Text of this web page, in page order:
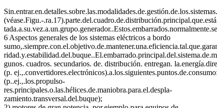
(véase.Figu.-
6 Aspectos generales de los sistemas eléctricos a bordo
gunos. cuadros. secundarios. de. distribución. entregan.
(p.
(p..ej.,.los.propulso-
res.principales.o.las.hélices.de.maniobra.para.el.despla-
zamiento.transversal.del.buque);